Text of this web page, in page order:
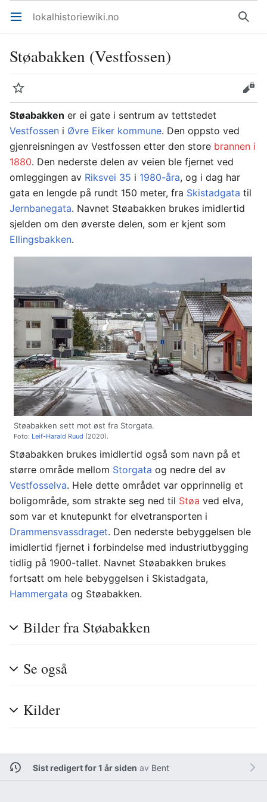
Åpne hovedmenyen lokalhistoriewiki.no Søk
Støabakken (Vestfossen)
Overvåk
Rediger
Støabakken er ei gate i sentrum av tettstedet
Vestfossen i Øvre Eiker kommune. Den oppsto ved
gjenreisningen av Vestfossen etter den store brannen i
1880. Den nederste delen av veien ble fjernet ved
omleggingen av Riksvei 35 i 1980-åra, og i dag har
gata en lengde på rundt 150 meter, fra Skistadgata til
Jernbanegata. Navnet Støabakken brukes imidlertid
sjelden om den øverste delen, som er kjent som
Ellingsbakken.
Støabakken sett mot øst fra Storgata.
Foto: Leif-Harald Ruud (2020).
Støabakken brukes imidlertid også som navn på et
større område mellom Storgata og nedre del av
Vestfosselva. Hele dette området var opprinnelig et
boligområde, som strakte seg ned til Støa ved elva,
som var et knutepunkt for elvetransporten i
Drammensvassdraget. Den nederste bebyggelsen ble
imidlertid fjernet i forbindelse med industriutbygging
tidlig på 1900-tallet. Navnet Støabakken brukes
fortsatt om hele bebyggelsen i Skistadgata,
Hammergata og Støabakken.
Bilder fra Støabakken
Se også
Kilder
Sist redigert for 1 år siden av Bent